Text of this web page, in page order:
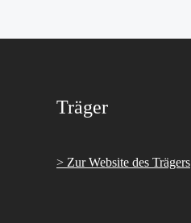
Träger
> Zur Website des Trägers